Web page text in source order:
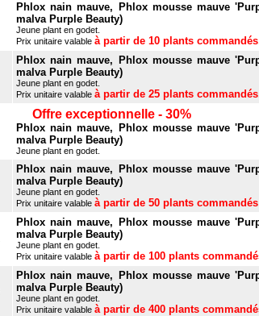
Phlox nain mauve, Phlox mousse mauve
malva Purple Beauty)
Jeune plant en godet.
Prix unitaire valable à partir de 10 plants commandés
Phlox nain mauve, Phlox mousse mauve
malva Purple Beauty)
Jeune plant en godet.
Prix unitaire valable à partir de 25 plants commandés
Offre exceptionnelle - 30%
Phlox nain mauve, Phlox mousse mauve
malva Purple Beauty)
Jeune plant en godet.
Phlox nain mauve, Phlox mousse mauve
malva Purple Beauty)
Jeune plant en godet.
Prix unitaire valable à partir de 50 plants
Phlox nain mauve, Phlox mousse mauve
malva Purple Beauty)
Jeune plant en godet.
Prix unitaire valable à partir de 100 plants
Phlox nain mauve, Phlox mousse mauve
malva Purple Beauty)
Jeune plant en godet.
Prix unitaire valable à partir de 400 plants